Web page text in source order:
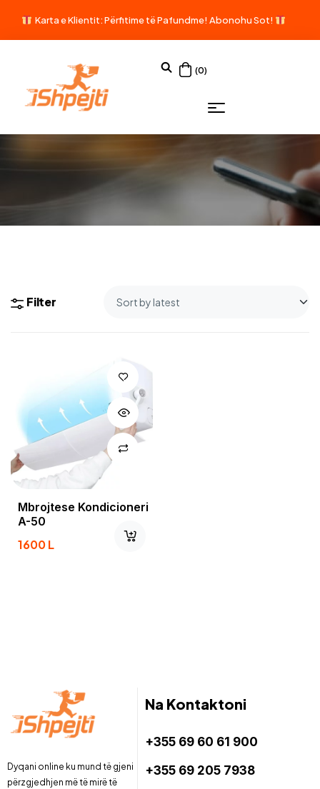
Karta e Klientit: Përfitime të Pafundme! Abonohu Sot!
(0)
Filter
Mbrojtese Kondicioneri
A-50
1600L
Dyqani online ku mund të gjeni
përzgjedhjen më të mirë të
Na Kontaktoni
+355 69 60 61 900
+355 69 205 7938